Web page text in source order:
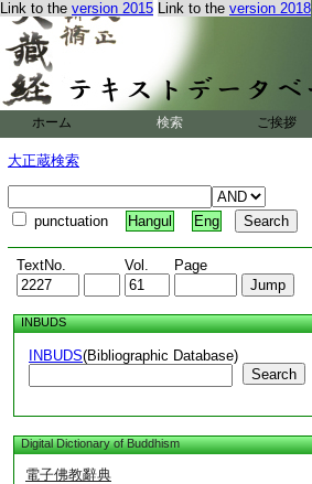
Link to the version 2015 Link to the version 2018
ホーム 検索 ご挨拶
大正蔵検索
punctuation Hangul Eng
TextNo. Vol. Page
INBUDS
INBUDS(Bibliographic Database)
Search
Digital Dictionary of Buddhism
電子佛教辭典